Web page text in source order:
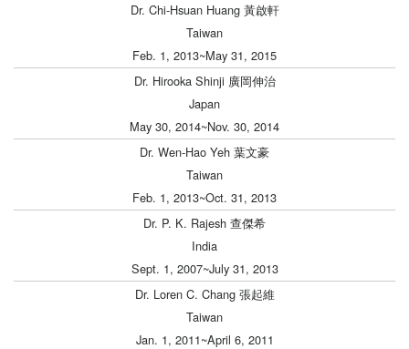
Dr. Chi-Hsuan Huang 黃啟軒
Taiwan
Feb. 1, 2013~May 31, 2015
Dr. Hirooka Shinji 廣岡伸治
Japan
May 30, 2014~Nov. 30, 2014
Dr. Wen-Hao Yeh 葉文豪
Taiwan
Feb. 1, 2013~Oct. 31, 2013
Dr. P. K. Rajesh 查傑希
India
Sept. 1, 2007~July 31, 2013
Dr. Loren C. Chang 張起維
Taiwan
Jan. 1, 2011~April 6, 2011